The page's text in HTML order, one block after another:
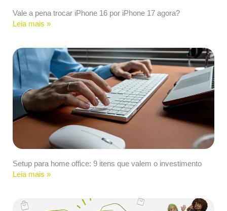
Vale a pena trocar iPhone 16 por iPhone 17 agora?
Leia mais »
Setup para home office: 9 itens que valem o investimento
Leia mais »